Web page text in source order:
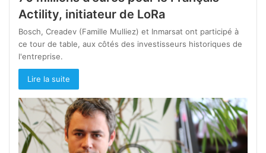
Actility, initiateur de LoRa
Bosch, Creadev (Famille Mulliez) et Inmarsat ont participé à
ce tour de table, aux côtés des investisseurs historiques de
l'entreprise.
Lire la suite